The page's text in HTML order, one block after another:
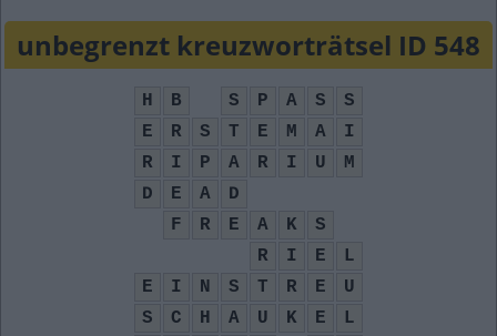
unbegrenzt kreuzworträtsel ID 548
H B S P A S
S
E
R S T E M A
I
R
I P A R I U
M
D
E A
D
F
R E A K
S
R
I E
L
E
I N S T R E
U
S
C H A U K E
L